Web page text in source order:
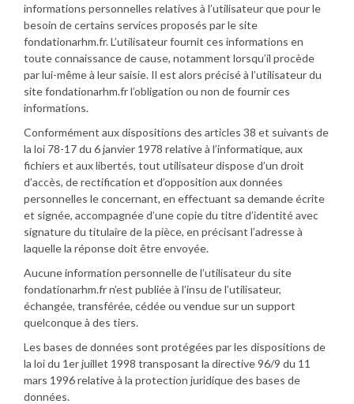
informations personnelles relatives à l’utilisateur que pour le
besoin de certains services proposés par le site
fondationarhm.fr. L’utilisateur fournit ces informations en
toute connaissance de cause, notamment lorsqu’il procède
par lui-même à leur saisie. Il est alors précisé à l’utilisateur du
site fondationarhm.fr l’obligation ou non de fournir ces
informations.
Conformément aux dispositions des articles 38 et suivants de
la loi 78-17 du 6 janvier 1978 relative à l’informatique, aux
fichiers et aux libertés, tout utilisateur dispose d’un droit
d’accès, de rectification et d’opposition aux données
personnelles le concernant, en effectuant sa demande écrite
et signée, accompagnée d’une copie du titre d’identité avec
signature du titulaire de la pièce, en précisant l’adresse à
laquelle la réponse doit être envoyée.
Aucune information personnelle de l’utilisateur du site
fondationarhm.fr n’est publiée à l’insu de l’utilisateur,
échangée, transférée, cédée ou vendue sur un support
quelconque à des tiers.
Les bases de données sont protégées par les dispositions de
la loi du 1er juillet 1998 transposant la directive 96/9 du 11
mars 1996 relative à la protection juridique des bases de
données.